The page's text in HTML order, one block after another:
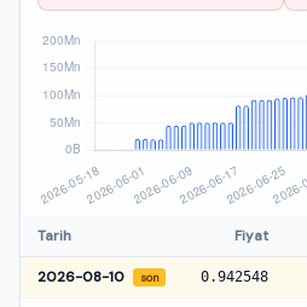
Tarih Fiyat
2026-08-10 son 0.942548